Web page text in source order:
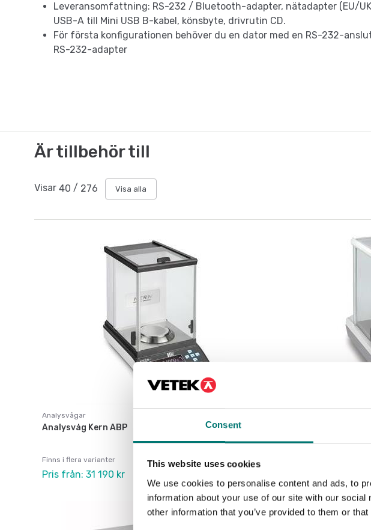
Consent
This website uses cookies
We use cookies to personalise content and ads, to
information about your use of our site with our
other information that you’ve provided to them or
Leveransomfattning: RS-232 / Bluetooth-adapter, nätadapter (EU/
USB-A till Mini USB B-kabel, könsbyte, drivrutin CD.
För första konfigurationen behöver du en dator med en RS-232-
RS-232-adapter
Är tillbehör till
Visar 40 / 276 Visa alla
Analysvågar
Analysvåg Kern ABP
Finns i flera varianter
Pris från: 31 190 kr
Analysvåg Kern